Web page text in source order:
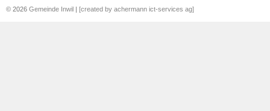
© 2026 Gemeinde Inwil | [created by achermann ict-services ag]